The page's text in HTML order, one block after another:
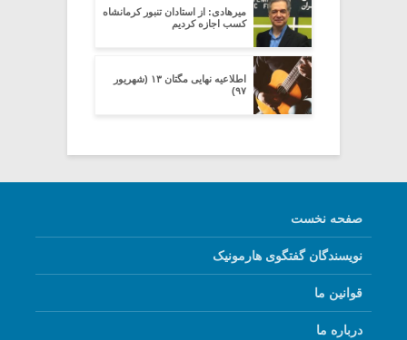
میرهادی: از استادان تنبور کرمانشاه
کسب اجازه کردیم
اطلاعیه نهایی مگتان ۱۳ (شهریور
۹۷)
صفحه نخست
نویسندگان گفتگوی هارمونیک
قوانین ما
درباره ما